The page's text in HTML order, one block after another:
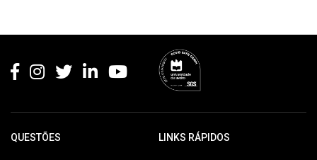
QUESTÕES LINKS RÁPIDOS